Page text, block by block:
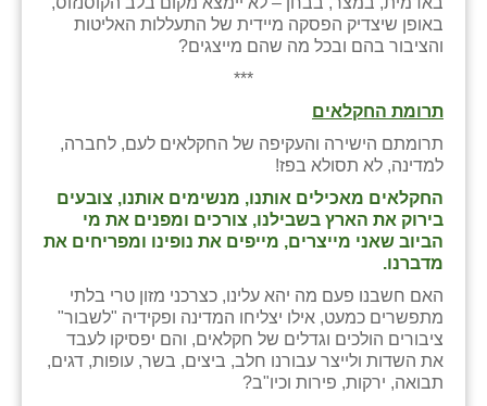
באופן שיצדיק הפסקה מיידית של התעללות האליטות
והציבור בהם ובכל מה שהם מייצגים?
***
תרומת החקלאים
תרומתם הישירה והעקיפה של החקלאים לעם, לחברה,
למדינה, לא תסולא בפז!
החקלאים מאכילים אותנו, מנשימים אותנו, צובעים
בירוק את הארץ בשבילנו, צורכים ומפנים את מי
הביוב שאני מייצרים, מייפים את נופינו ומפריחים את
מדברנו.
האם חשבנו פעם מה יהא עלינו, כצרכני מזון טרי בלתי
מתפשרים כמעט, אילו יצליחו המדינה ופקידיה "לשבור"
ציבורים הולכים וגדלים של חקלאים, והם יפסיקו לעבד
את השדות ולייצר עבורנו חלב, ביצים, בשר, עופות, דגים,
תבואה, ירקות, פירות וכיו"ב?